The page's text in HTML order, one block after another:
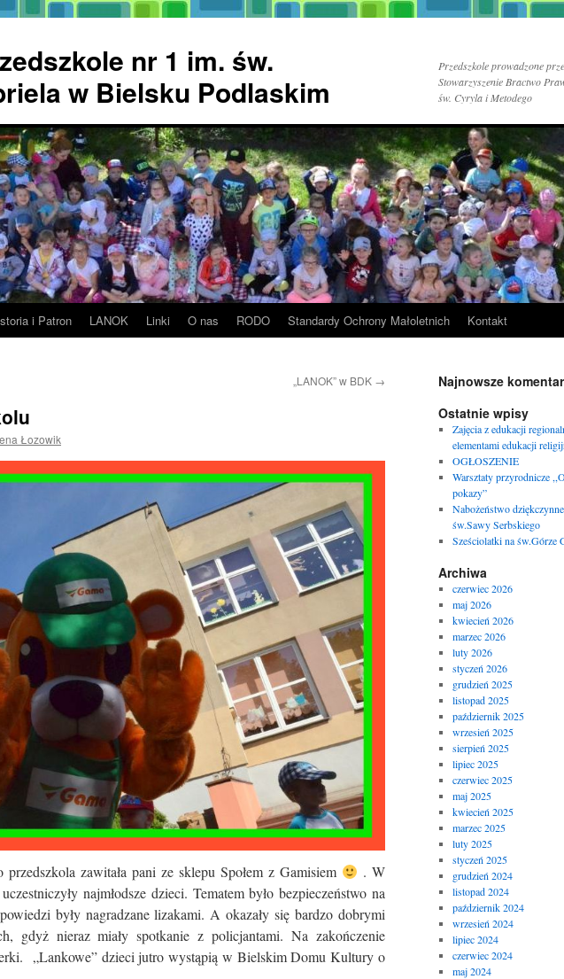
nr 1 im. św.
w Bielsku Podlaskim
Przedszkole prowadzone
Stowarzyszenie Bractwo
św. Cyryla i Metodego
i Patron LANOK Linki O nas RODO Standardy Ochrony Małoletnich Kontakt
„LANOK” w BDK →
Łozowik
zawitała pani ze sklepu Społem z Gamisiem
. W
najmłodsze dzieci. Tematem było bezpieczeństwo na
były nagradzane lizakami. A okazały się bardzo dobrymi
gdyż nieraz miały spotkanie z policjantami. Na zakończenie
„Lankowe” dzieci jutro wystąpią w Bielskim Domu Kultury o
Najnowsze
Ostatnie wpisy
Zajęcia z edukacji
elementami edukacji
OGŁOSZENIE
Warsztaty przyrodnicze
pokazy”
Nabożeństwo
św.Sawy Serbskiego
Sześciolatki na św.Górze
Archiwa
czerwiec 2026
maj 2026
kwiecień 2026
marzec 2026
luty 2026
styczeń 2026
grudzień 2025
listopad 2025
październik 2025
wrzesień 2025
sierpień 2025
lipiec 2025
czerwiec 2025
maj 2025
kwiecień 2025
marzec 2025
luty 2025
styczeń 2025
grudzień 2024
listopad 2024
październik 2024
wrzesień 2024
lipiec 2024
czerwiec 2024
maj 2024